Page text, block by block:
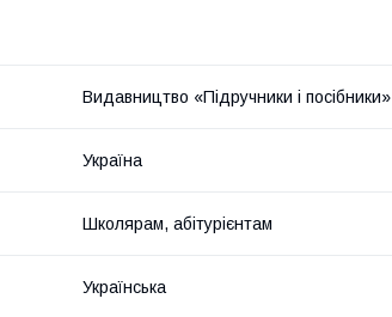
Видавництво «Підручники і посібники»
Україна
Школярам, абітурієнтам
Українська